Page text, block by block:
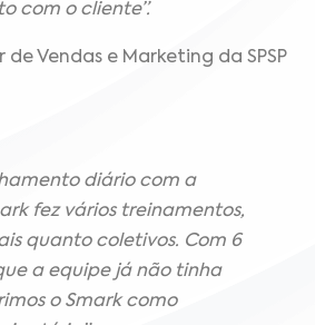
com o cliente”.
Vendas e Marketing da SPSP
diário com a
fez vários treinamentos,
quanto coletivos. Com 6
a equipe já não tinha
o Smark como